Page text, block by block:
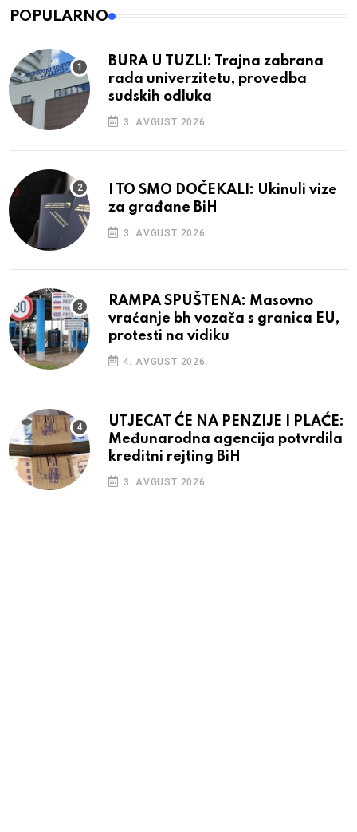
POPULARNO
BURA U TUZLI: Trajna zabrana
rada univerzitetu, provedba
sudskih odluka
3. AVGUST 2026.
I TO SMO DOČEKALI: Ukinuli vize
za građane BiH
3. AVGUST 2026.
RAMPA SPUŠTENA: Masovno
vraćanje bh vozača s granica EU,
protesti na vidiku
4. AVGUST 2026.
UTJECAT ĆE NA PENZIJE I PLAĆE:
Međunarodna agencija potvrdila
kreditni rejting BiH
3. AVGUST 2026.